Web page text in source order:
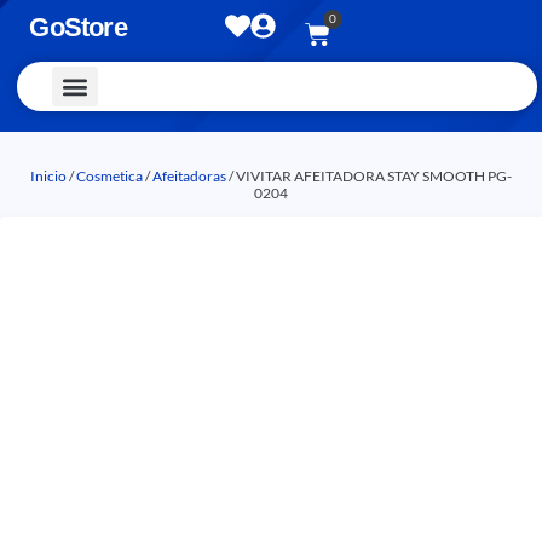
GoStore 0
Inicio/Cosmetica/Afeitadoras/ VIVITAR AFEITADORA STAY SMOOTH PG-
0204